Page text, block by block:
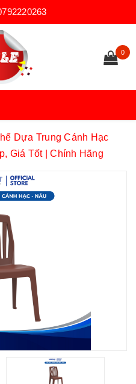
0
Dựa Trung Cánh Hạc
Giá Tốt | Chính Hãng